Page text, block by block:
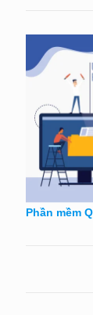
Phần mềm